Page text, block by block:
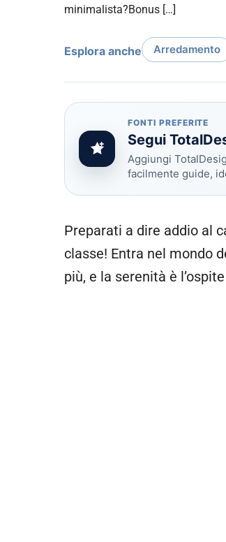
minimalista?Bonus […]
Esplora anche Arredamento
FONTI PREFERITE
Segui
Aggiungi
facilmente guide,
Preparati a dire addio al
classe! Entra nel mondo
più, e la serenità è l’ospite